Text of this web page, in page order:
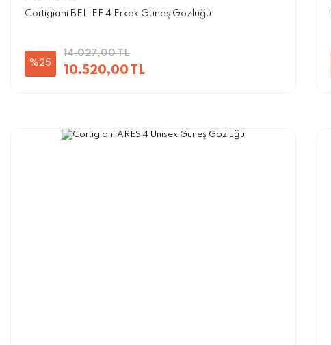
Cortigiani BELIEF 4 Erkek Güneş Gözlüğü
%25
14.027,00 TL
10.520,00 TL